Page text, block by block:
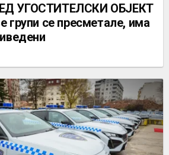
УГОСТИТЕЛСКИ ОБЈЕКТ
се пресметале, има